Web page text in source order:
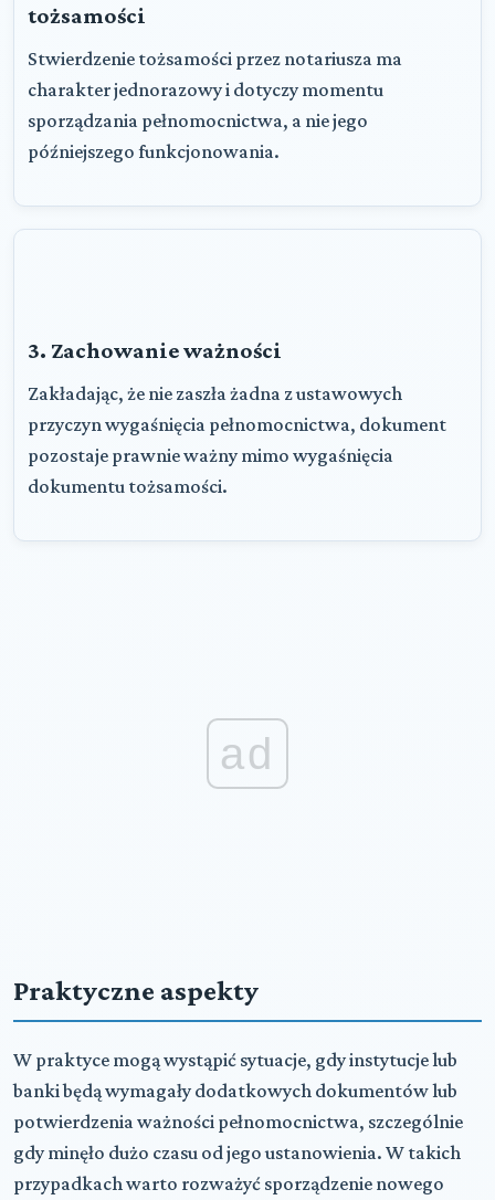
tożsamości
Stwierdzenie tożsamości przez notariusza ma
charakter jednorazowy i dotyczy momentu
sporządzania pełnomocnictwa, a nie jego
późniejszego funkcjonowania.
3. Zachowanie ważności
Zakładając, że nie zaszła żadna z ustawowych
przyczyn wygaśnięcia pełnomocnictwa, dokument
pozostaje prawnie ważny mimo wygaśnięcia
dokumentu tożsamości.
ad
Praktyczne aspekty
W praktyce mogą wystąpić sytuacje, gdy instytucje lub
banki będą wymagały dodatkowych dokumentów lub
potwierdzenia ważności pełnomocnictwa, szczególnie
gdy minęło dużo czasu od jego ustanowienia. W takich
przypadkach warto rozważyć sporządzenie nowego